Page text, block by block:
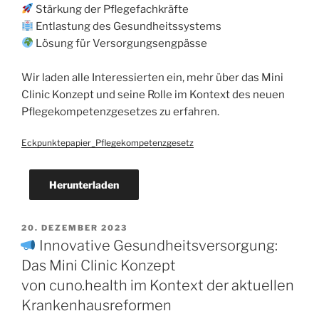
Stärkung der Pflegefachkräfte
Entlastung des Gesundheitssystems
Lösung für Versorgungsengpässe
Wir laden alle Interessierten ein, mehr über das Mini
Clinic Konzept und seine Rolle im Kontext des neuen
Pflegekompetenzgesetzes zu erfahren.
Eckpunktepapier_Pflegekompetenzgesetz
Herunterladen
20. DEZEMBER 2023
Innovative Gesundheitsversorgung:
Das Mini Clinic Konzept
von cuno.health im Kontext der aktuellen
Krankenhausreformen